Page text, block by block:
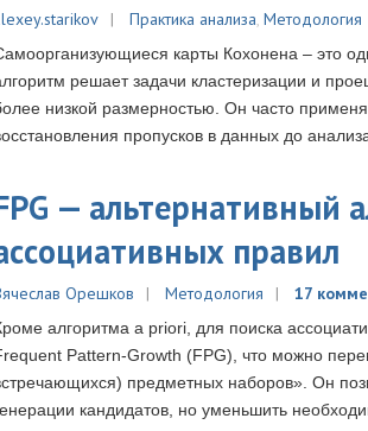
Практика анализа, Методология
карты Кохонена – это
решает задачи кластеризации и
низкой размерностью. Он часто
пропусков в данных до
— альтернативный
правил
Орешков Методология 17
алгоритма a priori, для поиска
Pattern-Growth (FPG), что можно
предметных наборов». Он
кандидатов, но уменьшить